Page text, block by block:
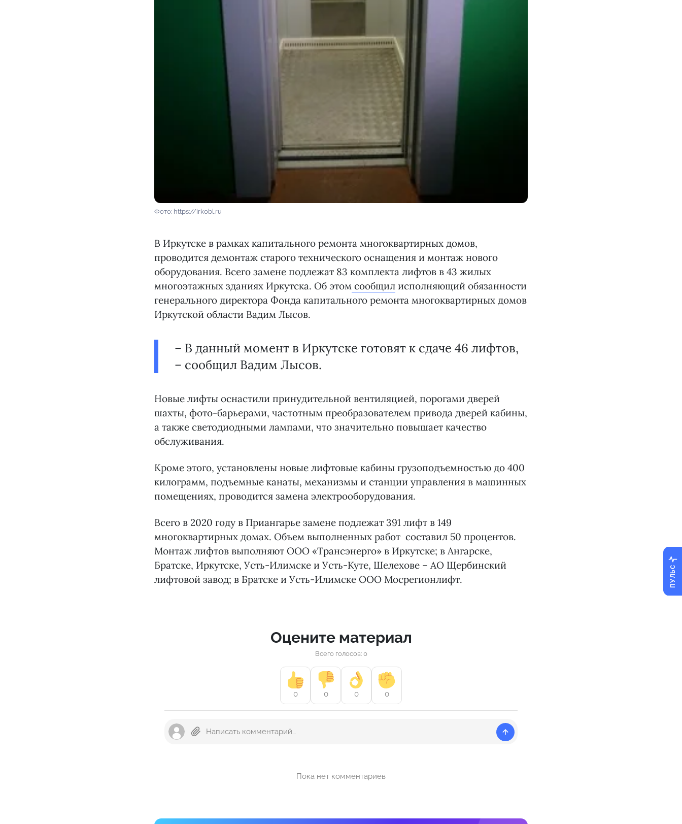
Фото: https://irkobl.ru
В Иркутске в рамках капитального ремонта многоквартирных домов,
проводится демонтаж старого технического оснащения и монтаж нового
оборудования. Всего замене подлежат 83 комплекта лифтов в 43 жилых
многоэтажных зданиях Иркутска. Об этом сообщил исполняющий обязанности
генерального директора Фонда капитального ремонта многоквартирных домов
Иркутской области Вадим Лысов.
– В данный момент в Иркутске готовят к сдаче 46 лифтов,
– сообщил Вадим Лысов.
Новые лифты оснастили принудительной вентиляцией, порогами дверей
шахты, фото-барьерами, частотным преобразователем привода дверей кабины,
а также светодиодными лампами, что значительно повышает качество
обслуживания.
Кроме этого, установлены новые лифтовые кабины грузоподъемностью до 400
килограмм, подъемные канаты, механизмы и станции управления в машинных
помещениях, проводится замена электрооборудования.
Всего в 2020 году в Приангарье замене подлежат 391 лифт в 149
многоквартирных домах. Объем выполненных работ составил 50 процентов.
Монтаж лифтов выполняют ООО «Трансэнерго» в Иркутске; в Ангарске,
Братске, Иркутске, Усть-Илимске и Усть-Куте, Шелехове – АО Щербинский
лифтовой завод; в Братске и Усть-Илимске ООО Мосрегионлифт.
Оцените материал
Всего голосов: 0
0 0 0 0
Пока нет комментариев
ПУЛЬС